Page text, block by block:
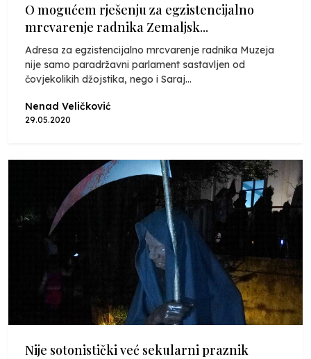
O mogućem rješenju za egzistencijalno
mrcvarenje radnika Zemaljsk...
Adresa za egzistencijalno mrcvarenje radnika Muzeja
nije samo paradržavni parlament sastavljen od
čovjekolikih džojstika, nego i Saraj...
Nenad Veličković
29.05.2020
Nije sotonistički već sekularni praznik